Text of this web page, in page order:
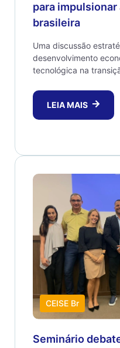
para
brasileira
Uma discussão
desenvolvimento
tecnológica na
LEIA MAIS
CEISE Br
Seminário